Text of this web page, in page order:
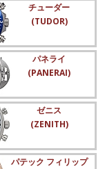
チューダー
(TUDOR)
パネライ
(PANERAI)
ゼニス
(ZENITH)
パテック フィリップ